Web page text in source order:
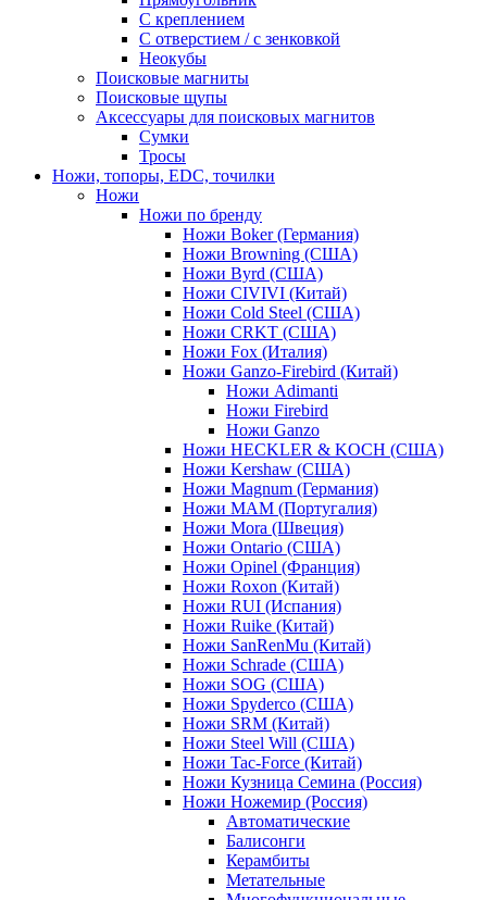
С креплением
С отверстием / с зенковкой
Неокубы
Поисковые магниты
Поисковые щупы
Аксессуары для поисковых магнитов
Сумки
Тросы
Ножи, топоры, EDC, точилки
Ножи
Ножи по бренду
Ножи Boker (Германия)
Ножи Browning (США)
Ножи Byrd (США)
Ножи CIVIVI (Китай)
Ножи Cold Steel (США)
Ножи CRKT (США)
Ножи Fox (Италия)
Ножи Ganzo-Firebird (Китай)
Ножи Adimanti
Ножи Firebird
Ножи Ganzo
Ножи HECKLER & KOCH (США)
Ножи Kershaw (США)
Ножи Magnum (Германия)
Ножи MAM (Португалия)
Ножи Mora (Швеция)
Ножи Ontario (США)
Ножи Opinel (Франция)
Ножи Roxon (Китай)
Ножи RUI (Испания)
Ножи Ruike (Китай)
Ножи SanRenMu (Китай)
Ножи Schrade (США)
Ножи SOG (США)
Ножи Spyderco (США)
Ножи SRM (Китай)
Ножи Steel Will (США)
Ножи Tac-Force (Китай)
Ножи Кузница Семина (Россия)
Ножи Ножемир (Россия)
Автоматические
Балисонги
Керамбиты
Метательные